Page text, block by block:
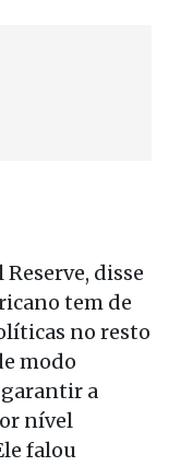
disse
tem de
no resto
modo
garantir a
nível
falou